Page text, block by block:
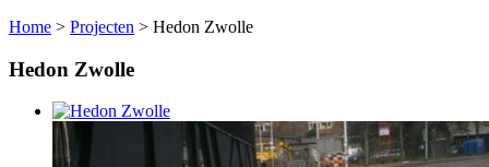
Home > Projecten > Hedon Zwolle
Hedon Zwolle